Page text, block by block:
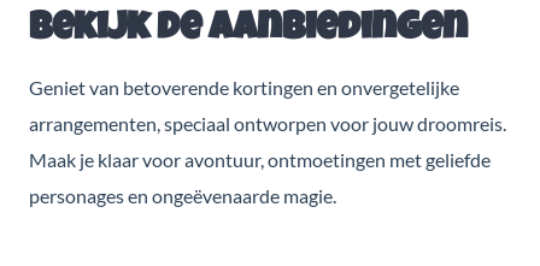
Bekijk de aanbiedingen
Geniet van betoverende kortingen en onvergetelijke
arrangementen, speciaal ontworpen voor jouw droomreis.
Maak je klaar voor avontuur, ontmoetingen met geliefde
personages en ongeëvenaarde magie.